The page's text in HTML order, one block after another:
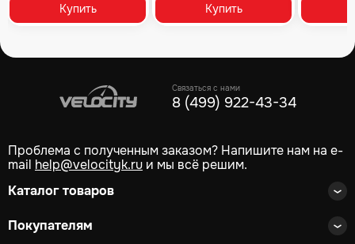
Купить Купить
Связаться с нами
8 (499) 922-43-34
Проблема с полученным заказом? Напишите нам на e-
mail help@velocityk.ru и мы всё решим.
Каталог товаров
Покупателям